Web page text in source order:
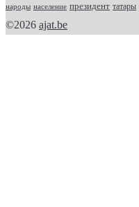
народы население президент татары
©2026 ajat.be